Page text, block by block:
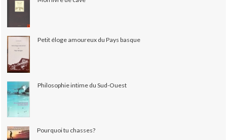
Petit éloge amoureux du Pays basque
Philosophie intime du Sud-Ouest
Pourquoi tu chasses?